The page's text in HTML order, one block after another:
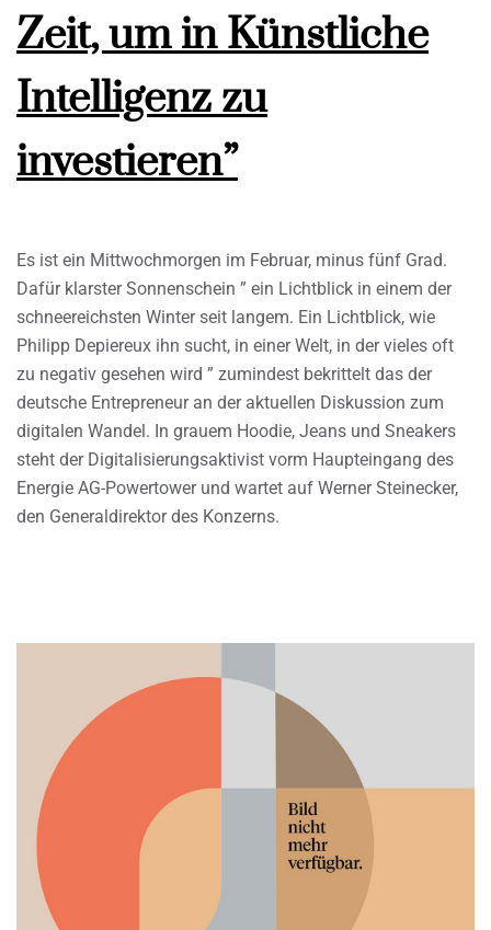
Zeit, um in Künstliche
Intelligenz zu
investieren”
Es ist ein Mittwochmorgen im Februar, minus fünf Grad.
Dafür klarster Sonnenschein ” ein Lichtblick in einem der
schneereichsten Winter seit langem. Ein Lichtblick, wie
Philipp Depiereux ihn sucht, in einer Welt, in der vieles oft
zu negativ gesehen wird ” zumindest bekrittelt das der
deutsche Entrepreneur an der aktuellen Diskussion zum
digitalen Wandel. In grauem Hoodie, Jeans und Sneakers
steht der Digitalisierungsaktivist vorm Haupteingang des
Energie AG-Powertower und wartet auf Werner Steinecker,
den Generaldirektor des Konzerns.